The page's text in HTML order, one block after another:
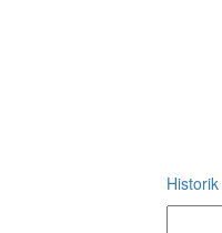
Historik